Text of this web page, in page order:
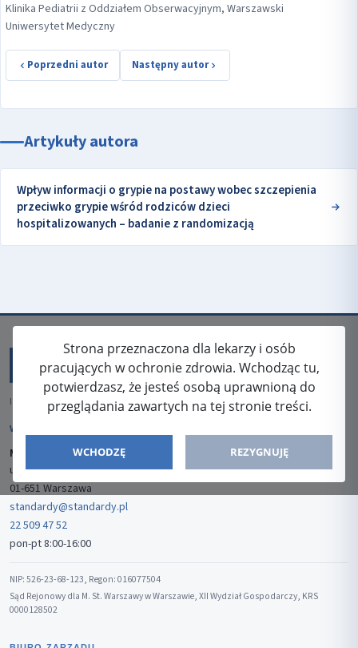
Klinika Pediatrii z Oddziałem Obserwacyjnym, Warszawski
Uniwersytet Medyczny
Poprzedni autor Następny autor
Artykuły autora
Wpływ informacji o grypie na postawy wobec szczepienia
przeciwko grypie wśród rodziców dzieci
hospitalizowanych – badanie z randomizacją
Strona przeznaczona dla lekarzy i osób
pracujących w ochronie zdrowia. Wchodząc tu,
potwierdzasz, że jesteś osobą uprawnioną do
przeglądania zawartych na tej stronie treści.
WCHODZĘ REZYGNUJĘ
ISSN: 2080-5438
WYDAWCA
Media-Press Sp. z o.o.
ul. Gwiaździsta 7B/8
01-651 Warszawa
standardy@standardy.pl
22 509 47 52
pon-pt 8:00-16:00
NIP: 526-23-68-123, Regon: 016077504
Sąd Rejonowy dla M. St. Warszawy w Warszawie, XII Wydział Gospodarczy, KRS
0000128502